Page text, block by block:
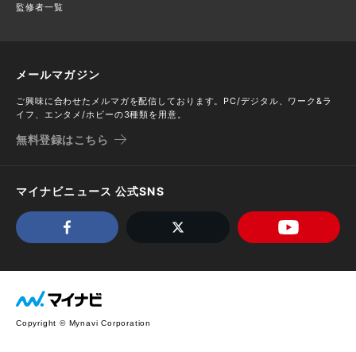
監修者一覧
メールマガジン
ご興味に合わせたメルマガを配信しております。PC/デジタル、ワーク&ラ
イフ、エンタメ/ホビーの3種類を用意。
無料登録はこちら
マイナビニュース 公式SNS
Copyright © Mynavi Corporation